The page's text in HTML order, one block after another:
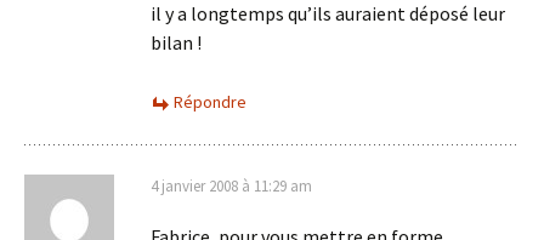
il y a longtemps qu’ils auraient déposé leur
bilan !
Répondre
4 janvier 2008 à 11:29 am